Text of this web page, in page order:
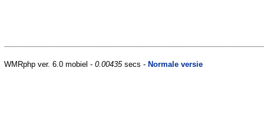
WMRphp ver. 6.0 mobiel - 0.00435secs - Normale versie